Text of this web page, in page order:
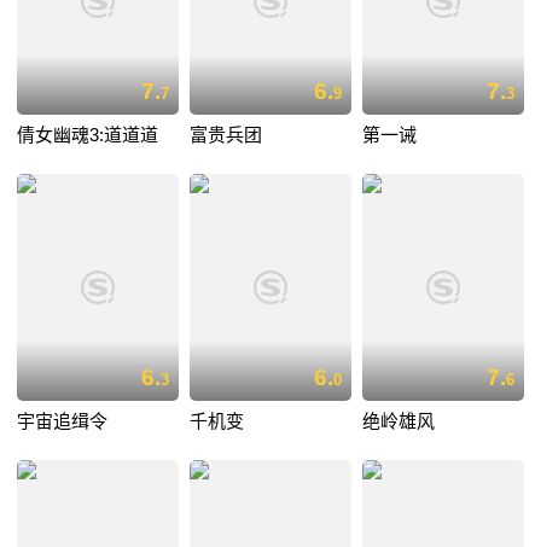
7.7
倩女幽魂3:道道道
6.9
富贵兵团
7.3
第一诫
6.3
宇宙追缉令
6.0
千机变
7.6
绝岭雄风